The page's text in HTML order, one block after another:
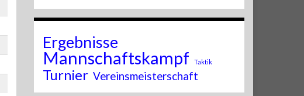
Ergebnisse
Mannschaftskampf Taktik
Turnier Vereinsmeisterschaft